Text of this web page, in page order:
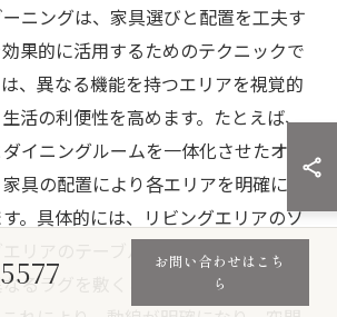
ニングは、家具選びと配置を工夫す
果的に活用するためのテクニックで
、異なる機能を持つエリアを視覚的
活の利便性を高めます。たとえば、
イニングルームを一体化させたオー
具の配置により各エリアを明確に分
。具体的には、リビングエリアのソ
エリアのテーブルを背中合わせに配置
なるラグを敷くことで、視覚的な境界
お問い合わせはこち
ら